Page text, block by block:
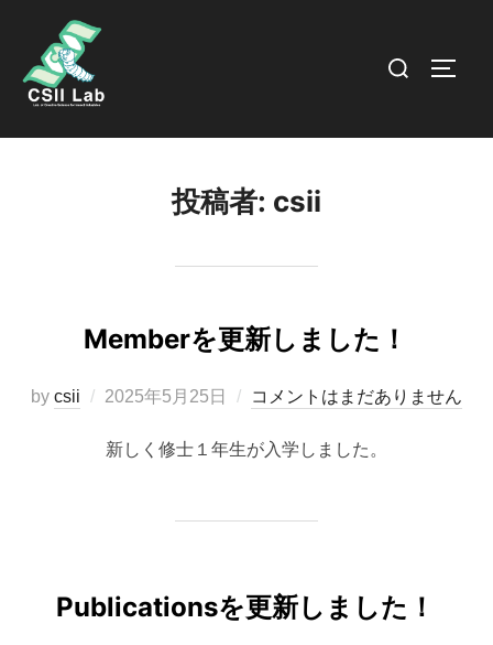
ツ
検
投稿者: csii
Memberを更新しました！
by csii
投
日:
2025年5月25日 コメントはまだありません
新しく修士１年生が入学しました。
Publicationsを更新しました！